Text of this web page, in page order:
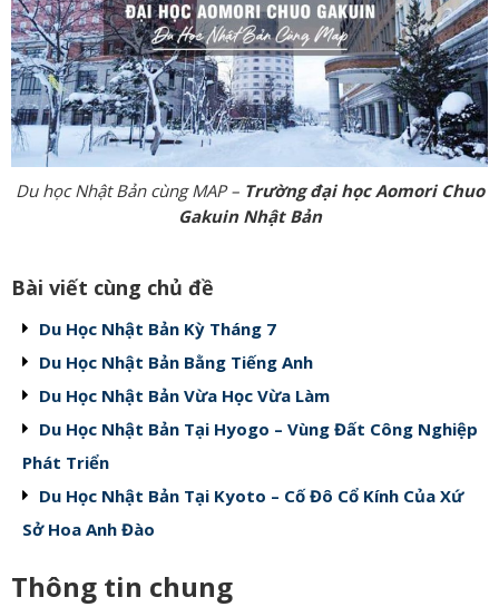
Du học Nhật Bản cùng MAP – Trường đại học Aomori Chuo
Gakuin Nhật Bản
Bài viết cùng chủ đề
Du Học Nhật Bản Kỳ Tháng 7
Du Học Nhật Bản Bằng Tiếng Anh
Du Học Nhật Bản Vừa Học Vừa Làm
Du Học Nhật Bản Tại Hyogo – Vùng Đất Công Nghiệp
Phát Triển
Du Học Nhật Bản Tại Kyoto – Cố Đô Cổ Kính Của Xứ
Sở Hoa Anh Đào
Thông tin chung